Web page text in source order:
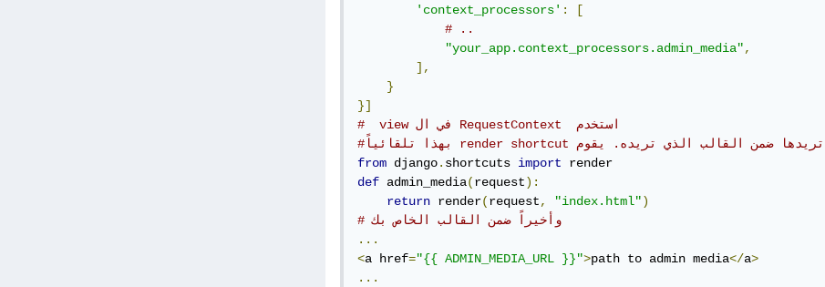
'context_processors' :
[
# ..
"your_app.context_processors.admin_media",
],
}
}]
#  view في ال RequestContext  استخدم
from django. shortcuts import
def admin_media(request):
return render(request, "index.html")
# وأخيراً ضمن القالب الخاص بك
...
<a href="{{ ADMIN_MEDIA_URL }}">path to admin media</a>
...